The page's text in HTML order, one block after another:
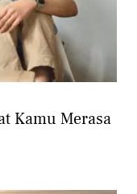
Kamu Merasa